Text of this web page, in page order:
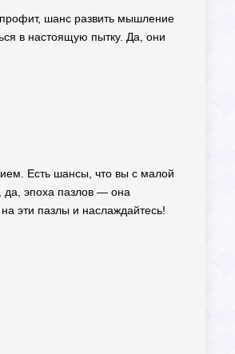
шанс развить мышление
в настоящую пытку. Да, они
Есть шансы, что вы с малой
да, эпоха пазлов — она
эти пазлы и наслаждайтесь!